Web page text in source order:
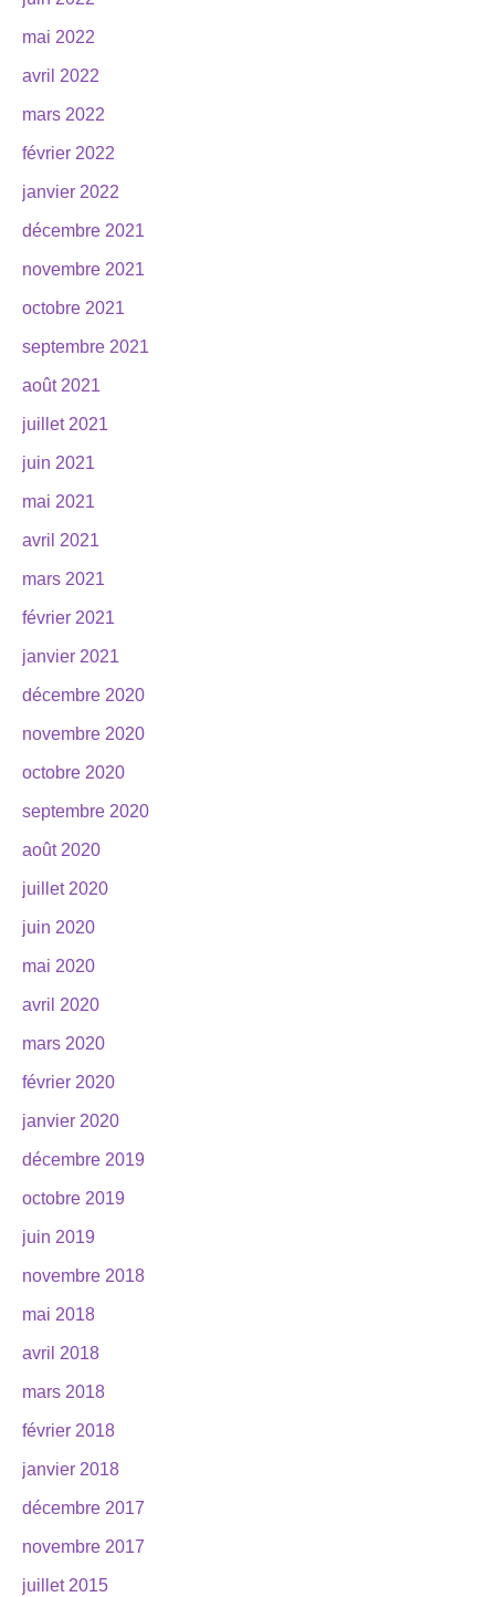
mai 2022
avril 2022
mars 2022
février 2022
janvier 2022
décembre 2021
novembre 2021
octobre 2021
septembre 2021
août 2021
juillet 2021
juin 2021
mai 2021
avril 2021
mars 2021
février 2021
janvier 2021
décembre 2020
novembre 2020
octobre 2020
septembre 2020
août 2020
juillet 2020
juin 2020
mai 2020
avril 2020
mars 2020
février 2020
janvier 2020
décembre 2019
octobre 2019
juin 2019
novembre 2018
mai 2018
avril 2018
mars 2018
février 2018
janvier 2018
décembre 2017
novembre 2017
juillet 2015